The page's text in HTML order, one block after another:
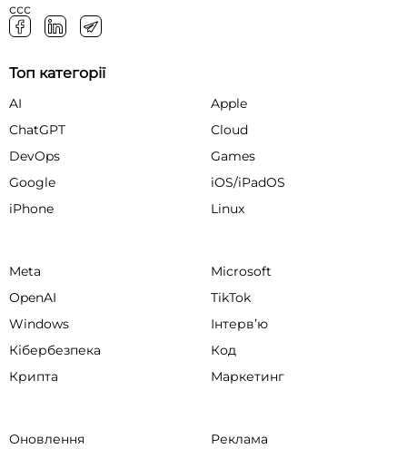
ссс
Топ категорії
AI
Apple
ChatGPT
Cloud
DevOps
Games
Google
iOS/iPadOS
iPhone
Linux
Meta
Microsoft
OpenAI
TikTok
Windows
Інтервʼю
Кібербезпека
Код
Крипта
Маркетинг
Оновлення Реклама